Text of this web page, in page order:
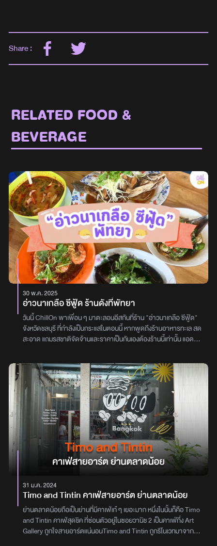
Share :
RELATED FOOD &
BEVERAGE
30 พ.ค. 2025
อ่าวนาเกลือ ซีฟู้ด ร้านดังที่พัทยา
วันนี้ ChillOn พาเพื่อน ๆ มาตะลอนอีสกันที่ร้าน "อ่าวนาเกลือ ซีฟู้ด"
จังหวัดชลบุรี ที่กำลังเป็นกระแสในตอนนี้ หากพูดถึงร้านอาหารทะเล สด
สะอาด แถมรสชาติจัดจ้านและราคาเป็นกันเองต้องร้านนี้เท่านั้น แอดมิ
บรรยากาศของร้านอาจจะไม่ได้หรูหราอลังการ แต่เน้นความเรียบง่าย
โปร่งสบาย และเป็นกันเอง เหมาะสำหรับการมาทานอาหารกับครอบครัว
หรือกลุ่มเพื่อน จุดเด่นคือการมีบ่อพักอาหารทะเลเป็น ๆ ให้เราได้เลือก
กุ้ง หอย ปู ปลา ที่ยังว่ายวนอยู่กันอย่างสด ๆ รับประกันความสดใหม่
แบบไม่มีกั๊กและวันนี้แอดมินขอจัดเต็มอาหารทะเลแบบจุใจ ประเดิมเมนู
แรก กับเมนู "ปลากระพงทอดน้ำปลา" ปลาที่ทอดมาอย่างดี เนื้อกรอบ
ไม่อมน้ำมัน ราดด้วยซอสน้ำปลาและท็อปด้วยมะม่วง ทานคู่กันคืออร่อย
มากต่อกันที่เมนูที่สอง อย่างเมนู "ปลาหมึกผัดซอสหมึกดำ" หมึกสด
เนื้อเด้ง ราดด้วยซอสหมึกดำรสเข้มข้น สูตรของทางร้าน เมนูนี้ห้าม
พลาดต่อกันที่เมนูที่สามกับเมนู "หอยผัดฉ่า" รสชาติเผ็ดร้อน จัดจ้าน
หอมเครื่อง และเนื้อหอยชิ้นโต เด้งสู้ฟันสุด ๆและเมนูสุดท้าย กับเมนู
เลยขอจัดเต็มเป็นต้มยำรวมทะเลกันไปเลย เอาให้ฟินแบบจุใจสำหรับใคร
ที่มาเยือนพัทยาและอยากลิ้มลองอาหารทะเลสด ๆ รสชาติเยี่ยมในราคา
ที่เข้าถึงได้ อ่าวนาเกลือ ซีฟู้ด เป็นตัวเลือกที่น่าสนใจอย่างยิ่ง ร้านเปิดให้
บริการทุกวันยกเว้นวันพุธ ตั้งแต่เวลา 09:30 - 20:00 น. หากคุณเป็น
คออาหารทะเล บอกเลยว่าต้องมาเช็กอินที่นี่สักครั้ง แล้วคุณจะเข้าใจว่า
31 ม.ค. 2024
Timo and Tintin คาเฟ่สายอาร์ต ย่านตลาดน้อย
ย่านตลาดน้อยถือเป็นย่านที่มีคาเฟ่เก๋ ๆ เยอะมาก หนึ่งในนั้นก็คือ Timo
and Tintin คาเฟ่สุดชิค ที่ซ่อนตัวอยู่ในซอยวานิช 2 เป็นคาเฟ่กึ่ง Art
Gallery ถูกใจสายอาร์ตแน่นอนTimo and Tintin ถูกรีโนเวทมาจาก